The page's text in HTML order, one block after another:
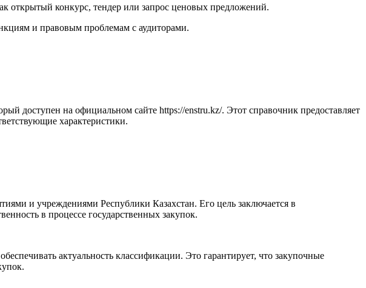
открытый конкурс, тендер или запрос ценовых предложений.
и правовым проблемам с аудиторами.
на официальном сайте https://enstru.kz/. Этот справочник предоставляет
характеристики.
и учреждениями Республики Казахстан. Его цель заключается в
в процессе государственных закупок.
актуальность классификации. Это гарантирует, что закупочные